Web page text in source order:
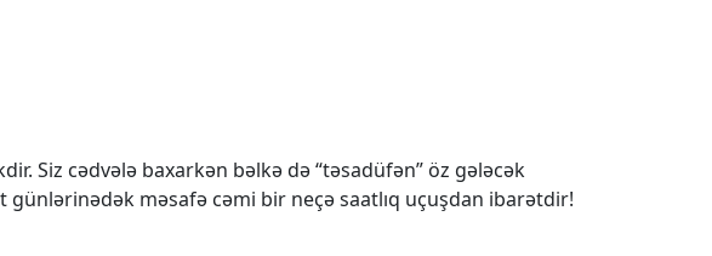
Siz cədvələ baxarkən bəlkə də “təsadüfən” öz gələcək
günlərinədək məsafə cəmi bir neçə saatlıq uçuşdan ibarətdir!